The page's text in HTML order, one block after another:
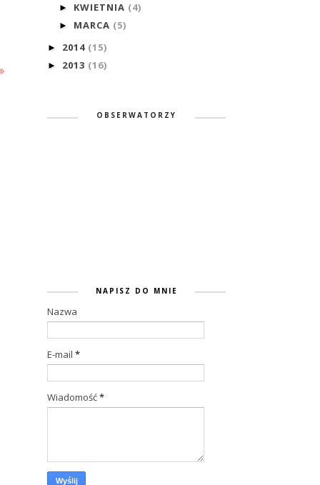
► KWIETNIA (4)
► MARCA (5)
► 2014 (15)
► 2013 (16)
OBSERWATORZY
NAPISZ DO MNIE
Nazwa
E-mail *
Wiadomość*